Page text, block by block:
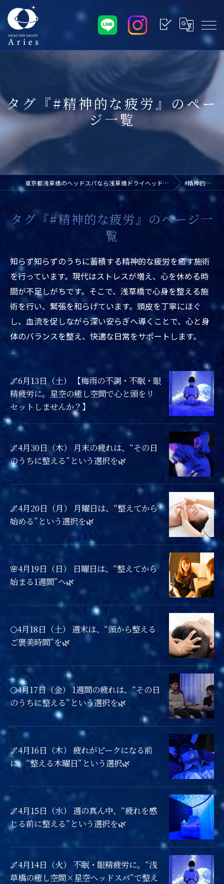
タグ『#精神的な疲労』のペー
ジ一覧
東京都浅草橋のヘッドスパなら浅草橋ドライヘッドスパ専門店アリエス #精神的な疲労
タグ『#精神的な疲労』のページ一
覧
知らず知らずのうちに蓄積する精神的な疲労を癒す施術
を行っています。現代はストレスが増え、心を休める時
間が不足しがちです。そこで、浅草橋で心身を整える施
術を行い、緊張を和らげています。頭皮を丁寧にほぐ
し、血流を促しながら深い安らぎへ導くことで、心と身
体のバランスを整え、快適な日常をサポートします。
🌌6月13日（土） 【梅雨の不調・不眠・眼
精疲労に。星空の癒し空間で心と頭をリ
セットしませんか？】
🌌4月30日（木） 月末の疲れは、“その日
のうちに整える”という選択を🌿
🌌4月20日（月） 月曜日は、“整えてから
始める”という選択を🌿
🌸4月19日（日） 日曜日は、“整えてから
始まる1週間”へ🌿
🌕4月18日（土） 週末は、“頭から整える
ご褒美時間”を🌿
🌕4月17日（金） 1週間の疲れは、“その日
のうちに整える”という選択を🌿
🌌4月16日（木） 疲れがピークになる前
に。“整える木曜日”という選択🌿
🌌4月15日（水） 週の真ん中、“疲れを感
じる前に整える”という選択を🌿
🌌4月14日（火） 不眠・眼精疲労に。“浅
草橋の癒し空間×星空ヘッドスパ”で整え